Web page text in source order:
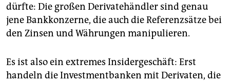
dürfte: Die großen Derivatehändler sind genau
jene Bankkonzerne, die auch die Referenzsätze bei
den Zinsen und Währungen manipulieren.
Es ist also ein extremes Insidergeschäft: Erst
handeln die Investmentbanken mit Derivaten, die